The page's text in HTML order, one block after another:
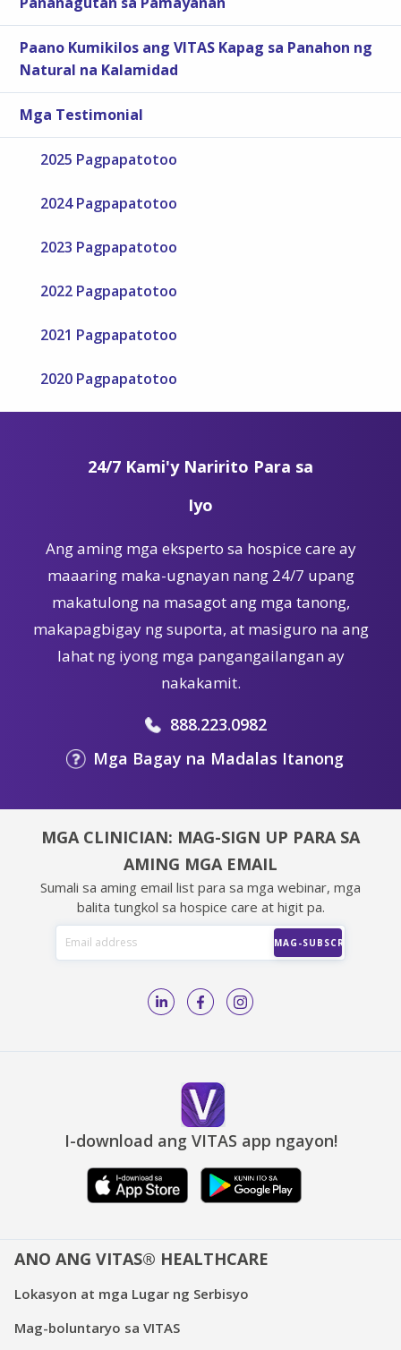
Paano Kumikilos ang VITAS Kapag sa Panahon ng
Natural na Kalamidad
Mga Testimonial
2025 Pagpapatotoo
2024 Pagpapatotoo
2023 Pagpapatotoo
2022 Pagpapatotoo
2021 Pagpapatotoo
2020 Pagpapatotoo
24/7 Kami'y Naririto Para sa
Iyo
Ang aming mga eksperto sa hospice care ay
maaaring maka-ugnayan nang 24/7 upang
makatulong na masagot ang mga tanong,
makapagbigay ng suporta, at masiguro na ang
lahat ng iyong mga pangangailangan ay
nakakamit.
888.223.0982
Mga Bagay na Madalas Itanong
MGA CLINICIAN: MAG-SIGN UP PARA SA
AMING MGA EMAIL
Sumali sa aming email list para sa mga webinar, mga
balita tungkol sa hospice care at higit pa.
I-download ang VITAS app ngayon!
ANO ANG VITAS® HEALTHCARE
Lokasyon at mga Lugar ng Serbisyo
Mag-boluntaryo sa VITAS